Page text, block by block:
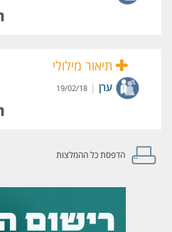
תיאור מילולי
ערן |
19/02/18
הדפסת כל ההמלצות